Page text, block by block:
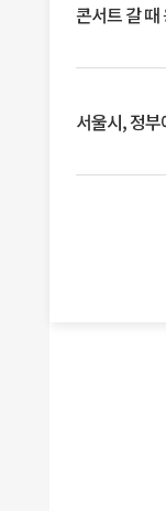
콘서트 갈
서울시, 정